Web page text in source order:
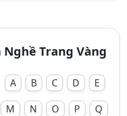
Trang Vàng
A B C D
E
M N O P
Q